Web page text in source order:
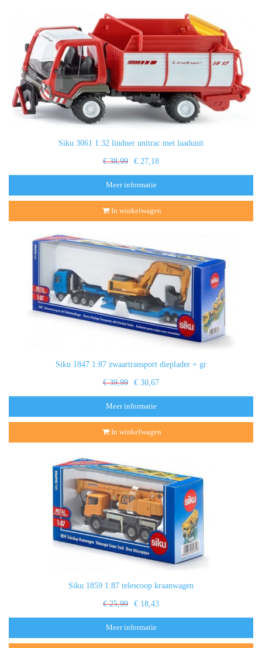
Siku 3061 1:32 lindner unitrac met laadunit
€ 38,99 € 27,18
Meer informatie
In winkelwagen
Siku 1847 1:87 zwaartransport dieplader + gr
€ 39,99 € 30,67
Meer informatie
In winkelwagen
Siku 1859 1:87 telescoop kraanwagen
€ 25,99 € 18,43
Meer informatie